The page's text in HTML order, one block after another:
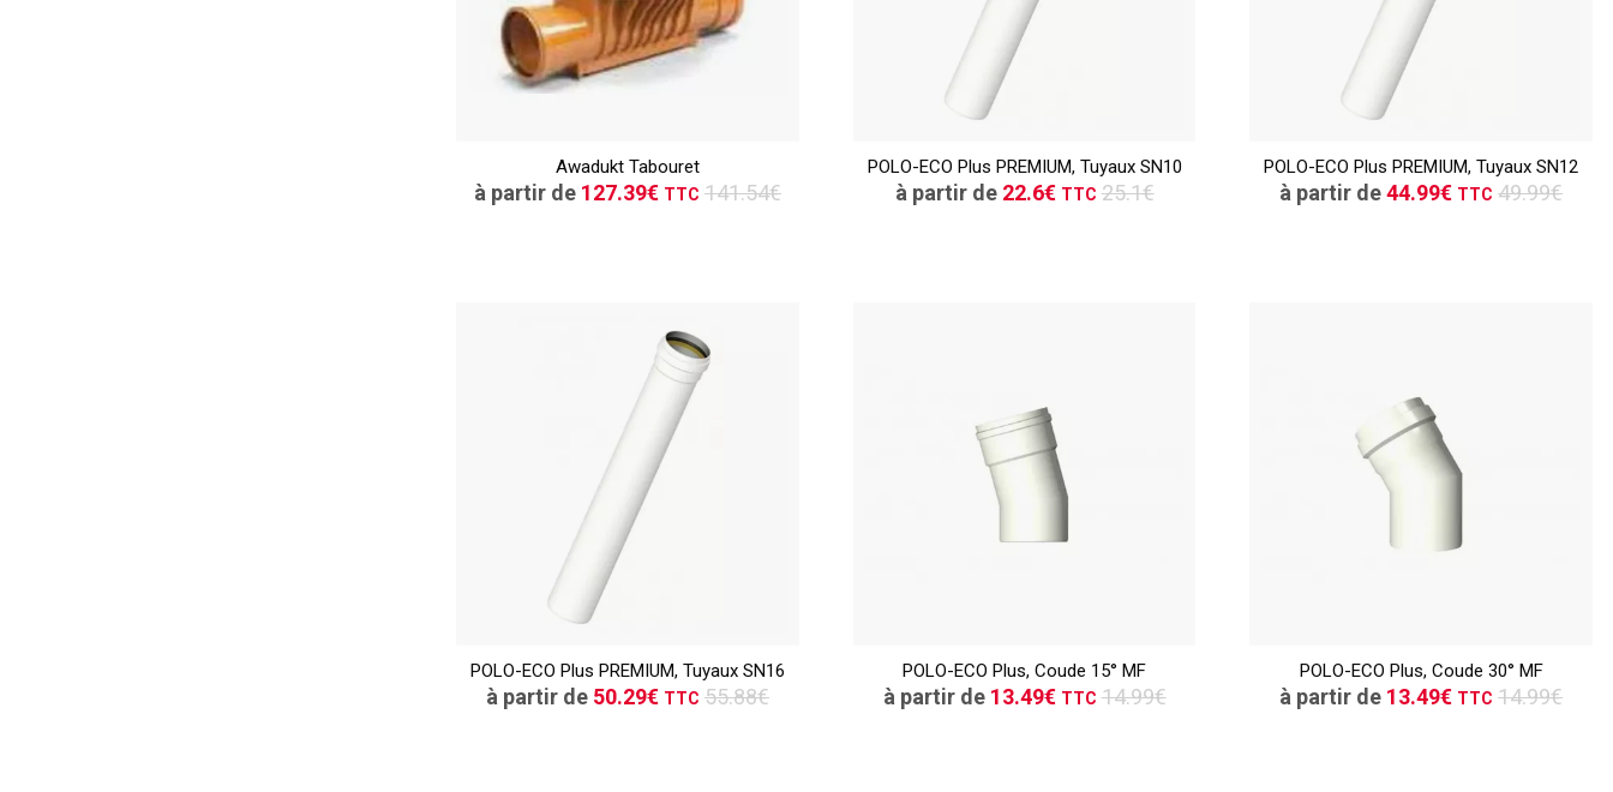
Awadukt Tabouret
à partir de 127.39€ TTC 141.54€
Demande de devis
POLO-ECO Plus PREMIUM, Tuyaux SN10
à partir de 22.6€ TTC 25.1€
Demande de devis
POLO-ECO Plus PREMIUM, Tuyaux SN12
à partir de44.99€ TTC 49.99€
Demande de devis
POLO-ECO Plus PREMIUM, Tuyaux SN16
à partir de 50.29€ TTC 55.88€
Demande de devis
POLO-ECO Plus, Coude 15° MF
à partir de 13.49€ TTC 14.99€
Demande de devis
POLO-ECO Plus, Coude 30° MF
à partir de 13.49€ TTC 14.99€
Demande de devis